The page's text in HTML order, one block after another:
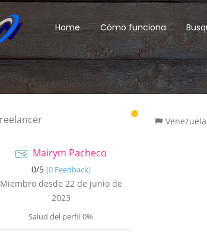
Home Cómo funciona
Mairym Pacheco
0/5 (0 Feedback)
Miembro desde 22 de junio de
2023
Salud del perfil0%
Venezuela